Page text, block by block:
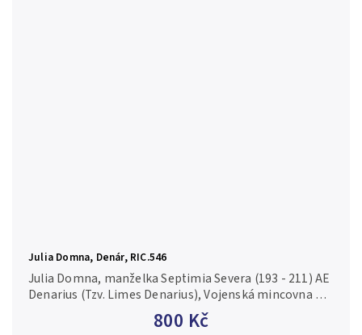
Julia Domna, Denár, RIC.546
800 Kč
Julia Domna, manželka Septimia Severa (193 - 211) AE
Denarius (Tzv. Limes Denarius), Vojenská mincovna při
Rýnu, 200, Rv: CERERI FRVGIF, Ceres sedící zleva drží